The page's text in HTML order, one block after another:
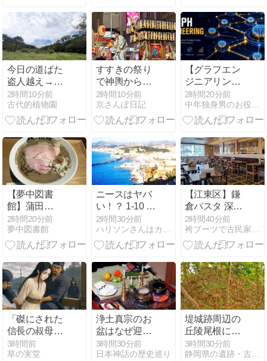
今日の道ばた
盗人越え→上
野原林道→沼
の原
2時間10分前
古代的植物園
すすきの祭り
で神輿から餅
をまいていた
2時間10分前
京さんぽ日記
【グラフエン
ジニアリン
グ】AIエージ
ェントの限界
を突破する！
2時間20分前
【夢中図書
館】蒲田
「NIBOSHIMANIA」！
煮干しの限界
突破！20種類
「キング・オ
ブ・マニア・
ニボプレッ
ソ」
2時間20分前
夢中図書館
ニースはヤバ
い！？ 1-10 魚
食ひて マルセ
ル過去を 思ひ
出す マドレー
ティーではな
く
2時間30分前
【江東区】鎌
倉パスタ 深川
冬木店【パン
食べ放題・ド
リンクバー】
2時間40分前
「磔にされた
信長の叔母」
4度の政略結
婚に翻弄され
3時間前
草の実堂
浄土真宗のお
盆はなぜ迎え
火も精霊馬も
ないのか？歓
3時間30分前
日本神話の歴史巡り
堤城跡周辺の
丘陵尾根に築
かれた円墳 八
幡ヶ谷古墳群
3時間30分前